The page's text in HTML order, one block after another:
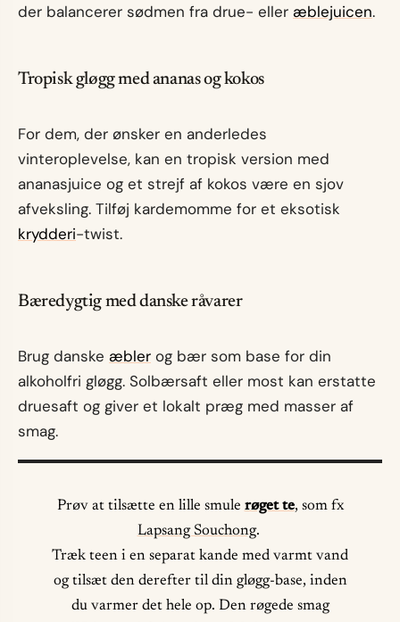
der balancerer sødmen fra drue- eller æblejuicen.
Tropisk gløgg med ananas og kokos
For dem, der ønsker en anderledes
vinteroplevelse, kan en tropisk version med
ananasjuice og et strejf af kokos være en sjov
afveksling. Tilføj kardemomme for et eksotisk
krydderi-twist.
Bæredygtig med danske råvarer
Brug danske æbler og bær som base for din
alkoholfri gløgg. Solbærsaft eller most kan erstatte
druesaft og giver et lokalt præg med masser af
smag.
Prøv at tilsætte en lille smule røget te, som fx
Lapsang Souchong.
Træk teen i en separat kande med varmt vand
og tilsæt den derefter til din gløgg-base, inden
du varmer det hele op. Den røgede smag